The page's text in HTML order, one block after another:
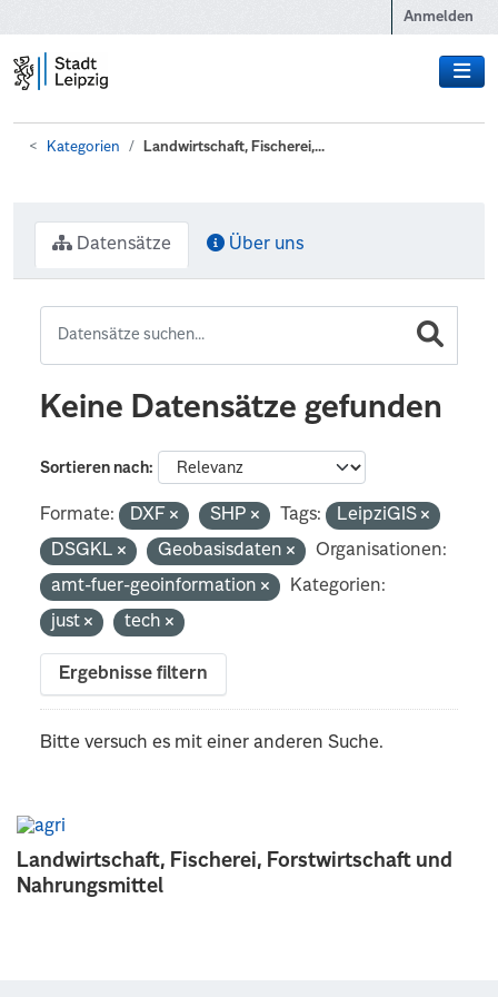
Anmelden
Kategorien Landwirtschaft, Fischerei,...
Landwirtschaft, Fischerei, Forstwirtschaft und
Nahrungsmittel
Datensätze Über uns
Keine Datensätze gefunden
Sortieren nach
Formate: DXF SHP Tags:
LeipziGIS
DSGKL
Geobasisdaten
Organisationen:
amt-fuer-geoinformation
Kategorien:
just
tech
Ergebnisse filtern
Bitte versuch es mit einer anderen Suche.